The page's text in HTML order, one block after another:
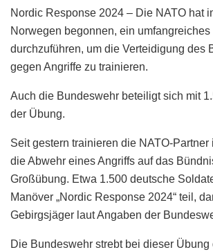
Nordic Response 2024 – Die NATO hat
Norwegen begonnen, ein umfangreiches
durchzuführen, um die Verteidigung des
gegen Angriffe zu trainieren.
Auch die Bundeswehr beteiligt sich mit
der Übung.
Seit gestern trainieren die NATO-Partner
die Abwehr eines Angriffs auf das
Großübung. Etwa 1.500 deutsche
Manöver „Nordic Response 2024“ teil,
Gebirgsjäger laut Angaben der
Die Bundeswehr strebt bei dieser Übung